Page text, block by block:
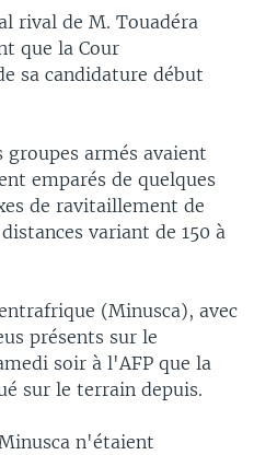
rival de M. Touadéra
que la Cour
sa candidature début
groupes armés avaient
emparés de quelques
de ravitaillement de
variant de 150 à
(Minusca), avec
présents sur le
soir à l'AFP que la
sur le terrain depuis.
n'étaient